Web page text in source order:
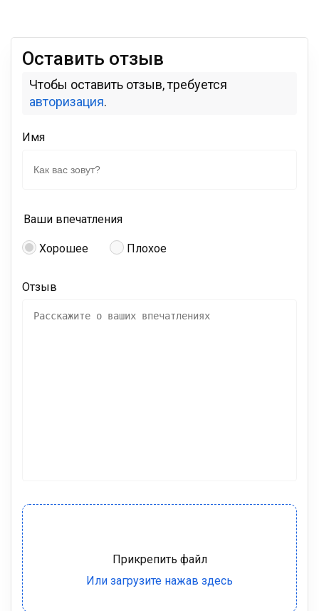
Оставить отзыв
Чтобы оставить отзыв, требуется
авторизация.
Имя
Ваши впечатления
Хорошее Плохое
Отзыв